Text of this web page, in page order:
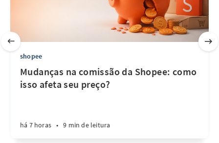
shopee
Mudanças na comissão da Shopee: como
isso afeta seu preço?
há 7 horas • 9 min de leitura